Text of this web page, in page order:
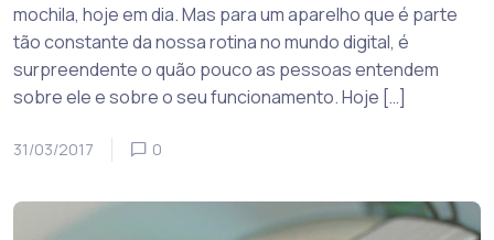
mochila, hoje em dia. Mas para um aparelho que é parte
tão constante da nossa rotina no mundo digital, é
surpreendente o quão pouco as pessoas entendem
sobre ele e sobre o seu funcionamento. Hoje […]
31/03/2017 0